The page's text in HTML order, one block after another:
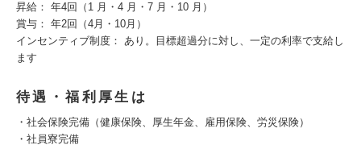
昇給： 年4回（1 月・4 月・7 月・10 月）
賞与： 年2回（4月・10月）
インセンティブ制度： あり。目標超過分に対し、一定の利率で支給し
ます
待遇・福利厚生は
・社会保険完備（健康保険、厚生年金、雇用保険、労災保険）
・社員寮完備